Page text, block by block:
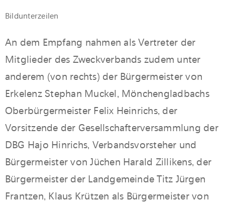
Bildunterzeilen
An dem Empfang nahmen als Vertreter der
Mitglieder des Zweckverbands zudem unter
anderem (von rechts) der Bürgermeister von
Erkelenz Stephan Muckel, Mönchengladbachs
Oberbürgermeister Felix Heinrichs, der
Vorsitzende der Gesellschafterversammlung der
DBG Hajo Hinrichs, Verbandsvorsteher und
Bürgermeister von Jüchen Harald Zillikens, der
Bürgermeister der Landgemeinde Titz Jürgen
Frantzen, Klaus Krützen als Bürgermeister von